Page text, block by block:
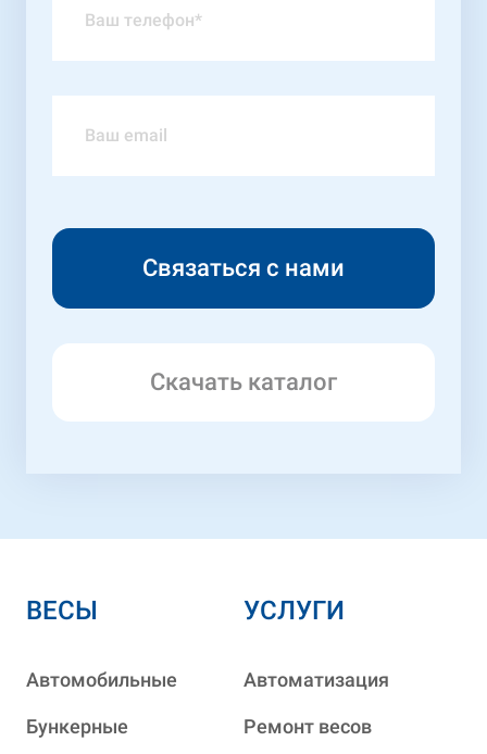
Скачать каталог
ВЕСЫ
Автомобильные
Бункерные
УСЛУГИ
Автоматизация
Ремонт весов